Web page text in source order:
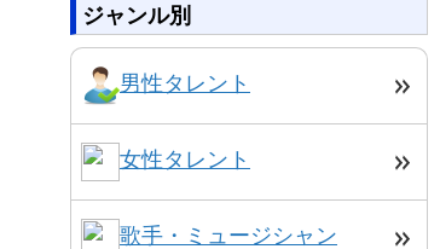
ジャンル別
男性タレント
女性タレント
歌手・ミュージシャン